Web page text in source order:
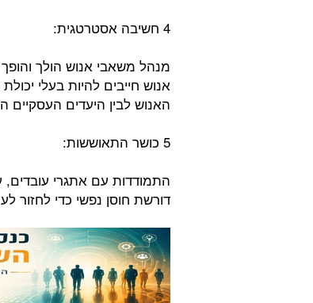
4 חשיבה אסטרטגית:
מנהל משאבי אנוש הולך
אנוש חייבים להיות בעלי
האנוש לבין היעדים העסקיים
5 כושר התאוששות:
התמודדות עם אתגרי
דורשת חוסן נפשי כדי לחזור